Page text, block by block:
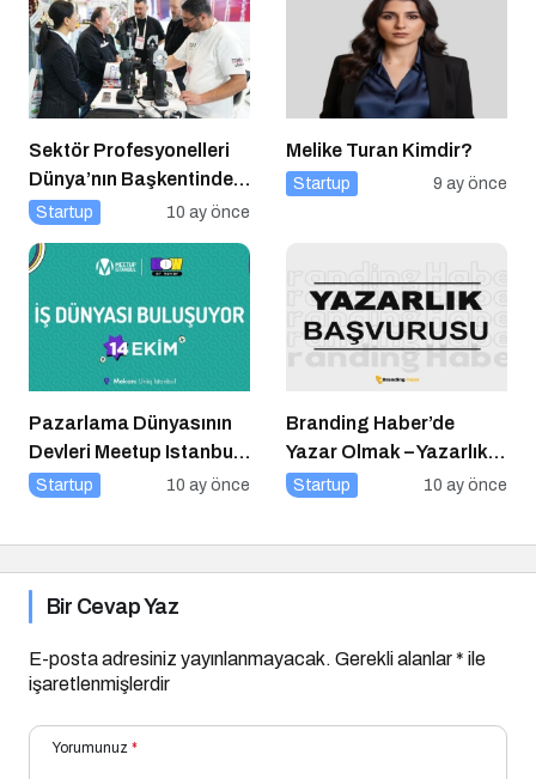
Sektör Profesyonelleri
Dünya’nın Başkentinde
Buluşacak!
Startup 10 ay önce
Melike Turan Kimdir?
Startup 9 ay önce
Pazarlama Dünyasının
Devleri Meetup Istanbul
2025’te Buluşuyor
Startup 10 ay önce
Branding Haber’de
Yazar Olmak – Yazarlık
Başvurusu Başladı!
Startup 10 ay önce
Bir Cevap Yaz
E-posta adresiniz yayınlanmayacak. Gerekli alanlar* ile
işaretlenmişlerdir
Yorumunuz *